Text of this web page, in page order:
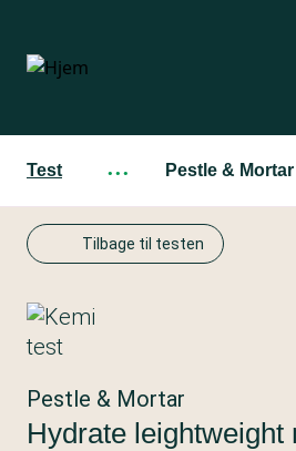
hovedindhold
Test ··· Pestle &
Tilbage til testen
Pestle & Mortar
Hydrate leightweight